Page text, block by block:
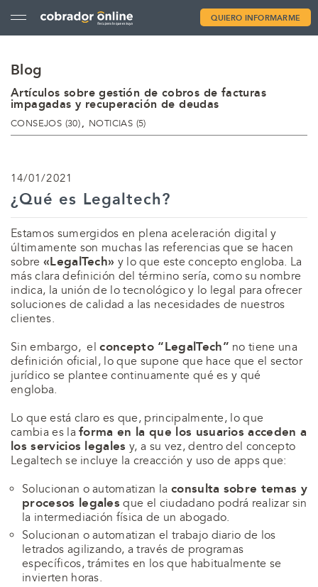
QUIERO INFORMARME
Blog
Artículos sobre gestión de cobros de facturas
impagadas y recuperación de deudas
CATEGORÍAS
CONSEJOS (30) NOTICIAS (5)
14/01/2021
¿Qué es Legaltech?
Estamos sumergidos en plena aceleración digital y
últimamente son muchas las referencias que se hacen
sobre «LegalTech» y lo que este concepto engloba. La
más clara definición del término sería, como su nombre
indica, la unión de lo tecnológico y lo legal para ofrecer
soluciones de calidad a las necesidades de nuestros
clientes.
Sin embargo, elconcepto “LegalTech” no tiene una
definición oficial, lo que supone que hace que el sector
jurídico se plantee continuamente qué es y qué
engloba.
Lo que está claro es que, principalmente, lo que
cambia es laforma en la que los usuarios acceden a
los servicios legales y, a su vez, dentro del concepto
Legaltech se incluye la creacción y uso de apps que:
Solucionan o automatizan la consulta sobre temas y
procesos legales que el ciudadano podrá realizar sin
la intermediación física de un abogado.
Solucionan o automatizan el trabajo diario de los
letrados agilizando, a través de programas
específicos, trámites en los que habitualmente se
invierten horas.